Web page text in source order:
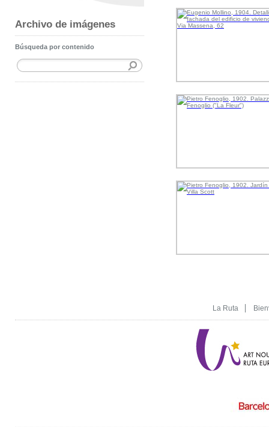
Archivo de imágenes
Búsqueda por contenido
La Ruta